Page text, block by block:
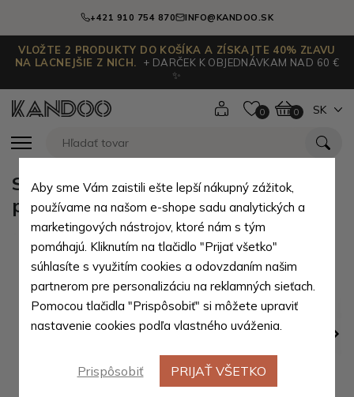
+421 910 754 870 INFO@KANDOO.SK
VLOŽTE 2 PRODUKTY DO KOŠÍKA A ZÍSKAJTE 40% ZĽAVU
NA LACNEJŠIE Z NICH.
+ DARČEK K OBJEDNÁVKAM NAD 60 €
✨
0 0 SK
Světle růžové kojenecké froté
ponožky Laurence 12-18 měsíců
Aby sme Vám zaistili ešte lepší nákupný zážitok,
používame na našom e-shope sadu analytických a
marketingových nástrojov, ktoré nám s tým
pomáhajú. Kliknutím na tlačidlo "Prijať všetko"
súhlasíte s využitím cookies a odovzdaním našim
partnerom pre personalizáciu na reklamných sieťach.
Pomocou tlačidla "Prispôsobiť" si môžete upraviť
nastavenie cookies podľa vlastného uváženia.
Prispôsobiť PRIJAŤ VŠETKO